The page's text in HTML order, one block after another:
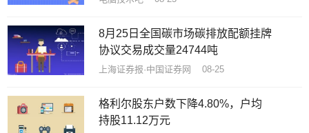
8月25日全国碳市场碳排放配额挂牌
协议交易成交量24744吨
上海证券报·中国证券网 08-25
格利尔股东户数下降4.80%，户均
持股11.12万元